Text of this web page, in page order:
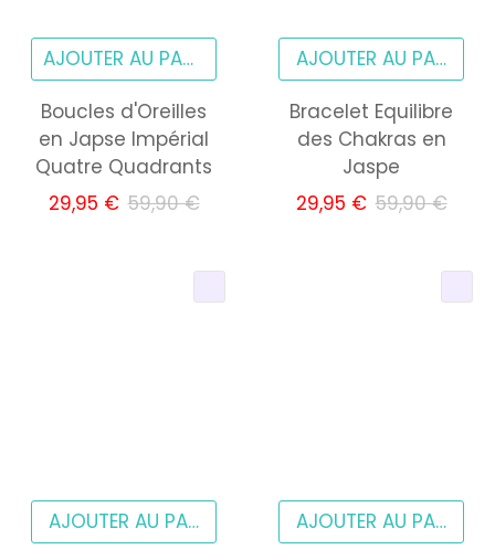
Boucles d'Oreilles
en Japse Impérial
Quatre Quadrants
29,95 € 59,90 €
AJOUTER AU PANIER
Bracelet Equilibre
des Chakras en
Jaspe
29,95 € 59,90 €
AJOUTER AU PANIER
AJOUTER AU PANIER